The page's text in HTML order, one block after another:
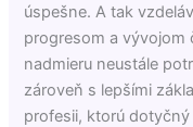
úspešne. A tak
progresom a vývojom
nadmieru neustále
zároveň s lepšími
profesii, ktorú